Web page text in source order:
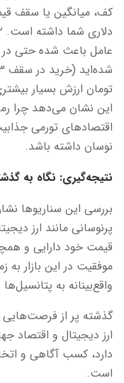
دلاری شما داشته است. ۲.
عامل باعث شده حتی در
تومان ارزش بسیار
این نشان می‌دهد چرا
اقتصادهای تورمی
نوسان داشته باشد.
نتیجه‌گیری: نگاه به
بررسی این سناریوها
پرنوسانی مانند ارز
قیمت خود دارایی و
موفقیت در این بازار به
واقع‌بینانه به
گذشته پر از فرصت‌هایی
ارز دیجیتال و اقتصاد
دارد، کسب آگاهی و
است.